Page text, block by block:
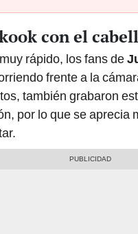
con el
rápido, los fans de
frente a la
también grabaron
por lo que se aprecia